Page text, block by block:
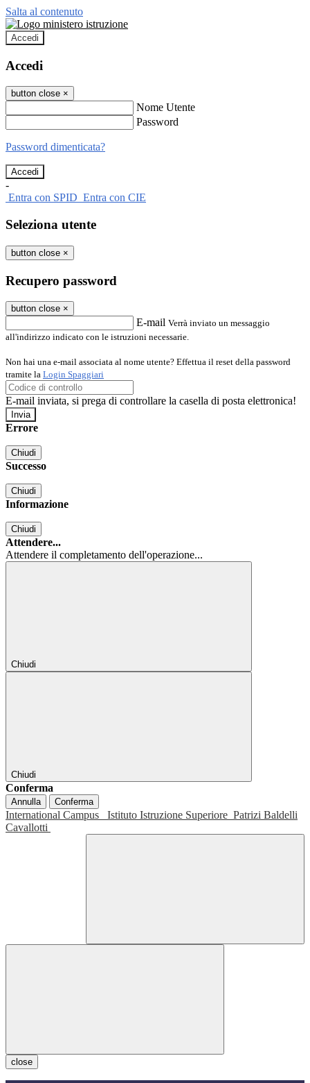
Salta al contenuto
Accedi
Accedi
button close ×
Nome Utente
Password
Password dimenticata?
-
Entra con SPID Entra con CIE
Seleziona utente
button close ×
Recupero password
button close ×
E-mail Verrà inviato un messaggio
all'indirizzo indicato con le istruzioni necessarie.
Non hai una e-mail associata al nome utente? Effettua il reset della password
tramite la Login Spaggiari
E-mail inviata, si prega di controllare la casella di posta elettronica!
Errore
Chiudi
Successo
Chiudi
Informazione
Chiudi
Attendere...
Attendere il completamento dell'operazione...
Chiudi
Chiudi
Conferma
Annulla Conferma
International Campus Istituto Istruzione Superiore Patrizi Baldelli
Cavallotti
close